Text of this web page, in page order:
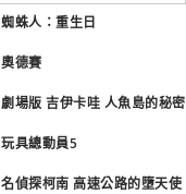
蜘蛛人：重生日
奧德賽
劇場版 吉伊卡哇 人魚島的秘密
玩具總動員5
名偵探柯南 高速公路的墮天使